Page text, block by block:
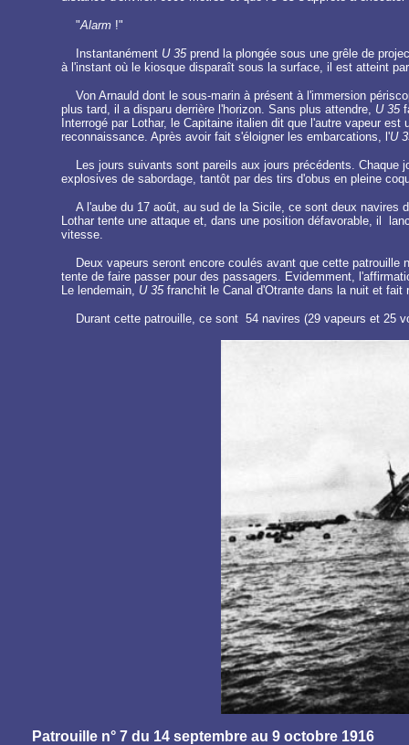
"Alarm!"
Instantanément U 35prend la plongée sous une grêle de
à l'instant où le kiosque disparaît sous la surface, il est atteint
Von Arnauld dont le sous-marin à présent à l'immersion
plus tard, il a disparu derrière l'horizon. Sans plus attendre, U 35
Interrogé par Lothar, le Capitaine italien dit que l'autre vapeur
reconnaissance. Après avoir fait s'éloigner les embarcations, l'U
Les jours suivants sont pareils aux jours précédents.
explosives de sabordage, tantôt par des tirs d'obus en pleine
A l'aube du 17 août, au sud de la Sicile, ce sont deux navires
Lothar tente une attaque et, dans une position défavorable, il
vitesse.
Deux vapeurs seront encore coulés avant que cette
tente de faire passer pour des passagers. Evidemment,
Le lendemain, U 35franchit le Canal d'Otrante dans la nuit et fait
Durant cette patrouille, ce sont 54 navires (29 vapeurs et 25
Patrouille n° 7 du 14 septembre au 9 octobre 1916